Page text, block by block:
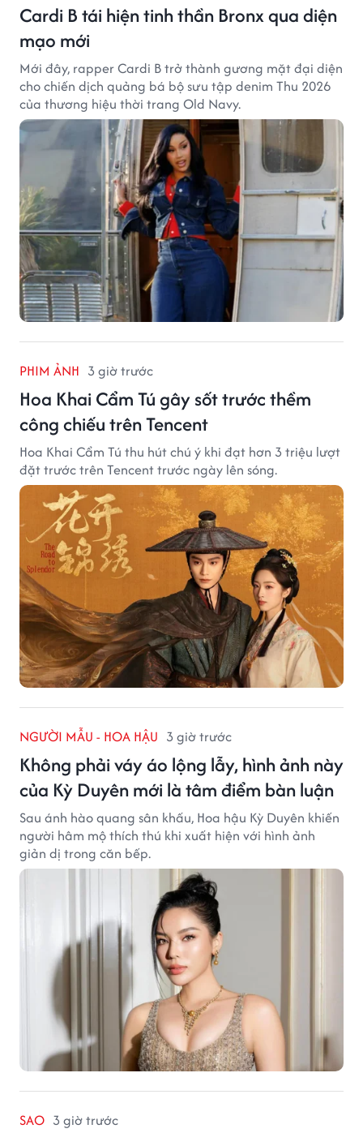
Cardi B tái hiện tinh thần Bronx qua diện
mạo mới
Mới đây, rapper Cardi B trở thành gương mặt đại diện
cho chiến dịch quảng bá bộ sưu tập denim Thu 2026
của thương hiệu thời trang Old Navy.
PHIM ẢNH 3 giờ trước
Hoa Khai Cẩm Tú gây sốt trước thềm
công chiếu trên Tencent
Hoa Khai Cẩm Tú thu hút chú ý khi đạt hơn 3 triệu lượt
đặt trước trên Tencent trước ngày lên sóng.
NGƯỜI MẪU - HOA HẬU 3 giờ trước
Không phải váy áo lộng lẫy, hình ảnh này
của Kỳ Duyên mới là tâm điểm bàn luận
Sau ánh hào quang sân khấu, Hoa hậu Kỳ Duyên khiến
người hâm mộ thích thú khi xuất hiện với hình ảnh
giản dị trong căn bếp.
SAO 3 giờ trước